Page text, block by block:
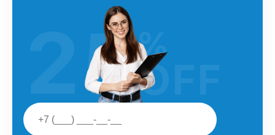
25%
OFF